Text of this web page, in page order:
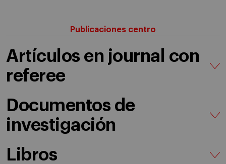
Publicaciones centro
Artículos en journal con
referee
Documentos de
investigación
Libros